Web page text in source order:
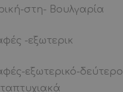
στη- Βουλγαρία
-εξωτερικ
εξωτερικό-δεύτερο